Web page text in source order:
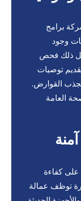
برامج
وجود
ذلك فحص
توصيات
القوارض.
العامة
على كفاءة
توظف عمالة